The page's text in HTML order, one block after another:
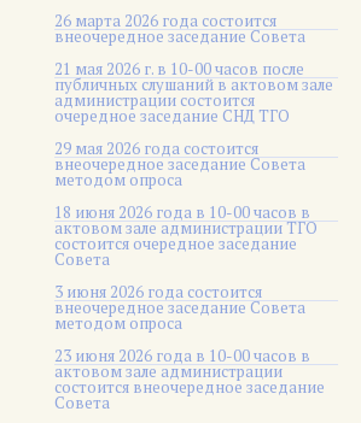
26 марта 2026 года состоится
внеочередное заседание Совета
21 мая 2026 г. в 10-00 часов после
публичных слушаний в актовом зале
администрации состоится
очередное заседание СНД ТГО
29 мая 2026 года состоится
внеочередное заседание Совета
методом опроса
18 июня 2026 года в 10-00 часов в
актовом зале администрации ТГО
состоится очередное заседание
Совета
3 июня 2026 года состоится
внеочередное заседание Совета
методом опроса
23 июня 2026 года в 10-00 часов в
актовом зале администрации
состоится внеочередное заседание
Совета